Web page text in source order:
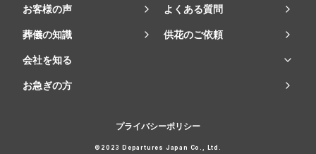
お客様の声 よくある質問
葬儀の知識 供花のご依頼
会社を知る
お急ぎの方
プライバシーポリシー
©2023 Departures Japan Co., Ltd.